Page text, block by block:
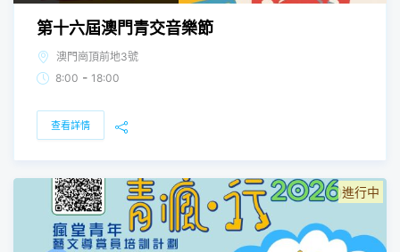
第十六屆澳門青交音樂節
澳門崗頂前地3號
8:00 - 18:00
查看詳情
進行中